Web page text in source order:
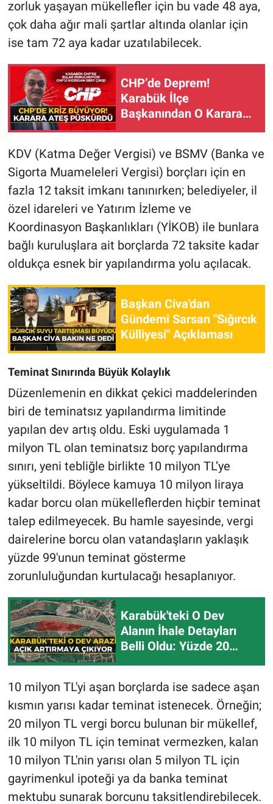
zorluk yaşayan mükellefler için bu vade 48 aya,
çok daha ağır mali şartlar altında olanlar için
ise tam 72 aya kadar uzatılabilecek.
CHP’de Deprem!
Karabük İlçe
Başkanından O Karara
KDV (Katma Değer Vergisi) ve BSMV (Banka ve
Sigorta Muameleleri Vergisi) borçları için en
fazla 12 taksit imkanı tanınırken; belediyeler, il
özel idareleri ve Yatırım İzleme ve
Koordinasyon Başkanlıkları (YİKOB) ile bunlara
bağlı kuruluşlara ait borçlarda 72 taksite kadar
oldukça esnek bir yapılandırma yolu açılacak.
Başkan Civa'dan
Gündemi Sarsan "Sığırcık
Külliyesi" Açıklaması
Teminat Sınırında Büyük Kolaylık
Düzenlemenin en dikkat çekici maddelerinden
biri de teminatsız yapılandırma limitinde
yapılan dev artış oldu. Eski uygulamada 1
milyon TL olan teminatsız borç yapılandırma
sınırı, yeni tebliğle birlikte 10 milyon TL’ye
yükseltildi. Böylece kamuya 10 milyon liraya
kadar borcu olan mükelleflerden hiçbir teminat
talep edilmeyecek. Bu hamle sayesinde, vergi
dairelerine borcu olan vatandaşların yaklaşık
yüzde 99'unun teminat gösterme
zorunluluğundan kurtulacağı hesaplanıyor.
Karabük'teki O Dev
Alanın İhale Detayları
Belli Oldu: Yüzde 20
10 milyon TL'yi aşan borçlarda ise sadece aşan
kısmın yarısı kadar teminat istenecek. Örneğin;
20 milyon TL vergi borcu bulunan bir mükellef,
ilk 10 milyon TL için teminat vermezken, kalan
10 milyon TL'nin yarısı olan 5 milyon TL için
gayrimenkul ipoteği ya da banka teminat
mektubu sunarak borcunu taksitlendirebilecek.